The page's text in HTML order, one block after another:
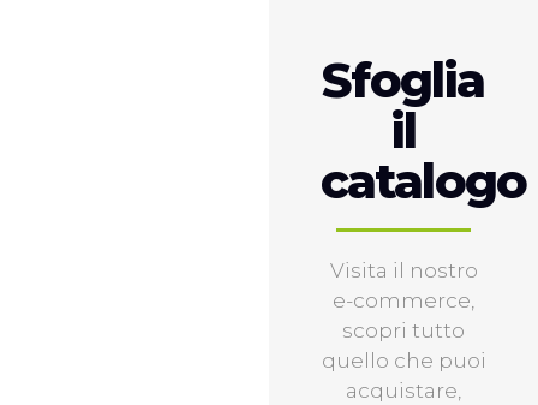
Sfoglia
il
catalogo
Visita il nostro
e-commerce,
scopri tutto
quello che puoi
acquistare,